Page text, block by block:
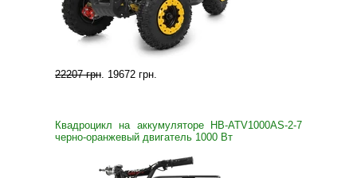
22207 грн. 19672 грн.
Квадроцикл на аккумуляторе HB-ATV1000AS-2-7
черно-оранжевый двигатель 1000 Вт